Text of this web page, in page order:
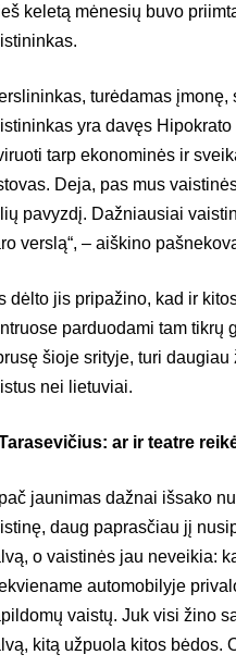
keletą mėnesių buvo
turėdamas
yra davęs
tarp ekonominės ir
Deja, pas mus
pavyzdį. Dažniausiai
verslą“, – aiškino
dėlto jis pripažino, kad ir
parduodami tam tikrų
šioje srityje, turi
nei lietuviai.
ar ir teatre
jaunimas dažnai išsako
daug paprasčiau jį
o vaistinės jau neveikia:
automobilyje
vaistų. Juk visi žino
kitą užpuola kitos bėdos.